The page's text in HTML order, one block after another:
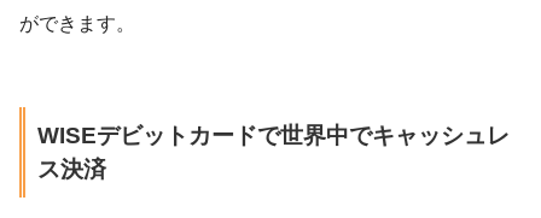
ができます。
WISEデビットカードで世界中でキャッシュレ
ス決済